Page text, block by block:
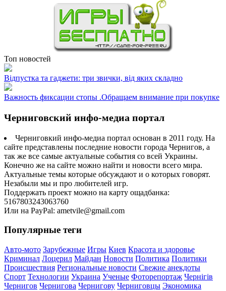
Топ новостей
Відпустка та гаджети: три звички, від яких складно
Важность фиксации стопы .Обращаем внимание при покупке
Черниговский инфо-медиа портал
Черниговкий инфо-медиа портал основан в 2011 году. На
сайте представлены последние новости города Чернигов, а
так же все самые актуальные события со всей Украины.
Конечно же на сайте можно найти и новости всего мира.
Актуальные темы которые обсуждают и о которых говорят.
Незабыли мы и про любителей игр.
Поддержать проект можно на карту ощадбанка:
5167803243063760
Или на PayPal: ametvile@gmail.com
Популярные теги
Авто-мото Зарубежные Игры Киев Красота и здоровье
Криминал Лоцерил Майдан Новости Политика Политики
Происшествия Региональные новости Свежие анекдоты
Спорт Технологии Украина Ученые Фоторепортаж Чернігів
Чернигов Чернигова Чернигову Черниговцы Экономика